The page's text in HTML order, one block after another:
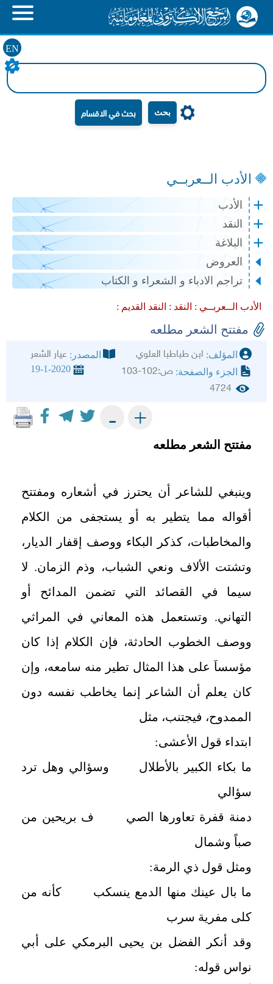
EN
بحث
الأدب الــعربــي
الأدب
النقد
البلاغة
العروض
تراجم الادباء و الشعراء و الكتاب
الأدب الــعربــي : النقد : النقد القديم :
مفتتح الشعر مطلعه
المؤلف: ابن طباطبا العلوي المصدر: عيار الشعر
الجزء والصفحة: ص:102-103 19-1-2020
4724
+
-
مفتتح الشعر مطلعه
وينبغي للشاعر أن يحترز في أشعاره ومفتتح
أقواله مما يتطير به أو يستجفى من الكلام
والمخاطبات، كذكر البكاء ووصف إقفار الديار،
وتشتت الألاف ونعي الشباب، وذم الزمان. لا
سيما في القصائد التي تضمن المدائح أو
التهاني. وتستعمل هذه المعاني في المراثي
ووصف الخطوب الحادثة، فإن الكلام إذا كان
مؤسساَ على هذا المثال تطير منه سامعه، وإن
كان يعلم أن الشاعر إنما يخاطب نفسه دون
الممدوح، فيجتنب، مثل
ابتداء قول الأعشى:
ما بكاء الكبير بالأطلال وسؤالي وهل ترد
سؤالي
دمنة قفرة تعاورها الصي ف بريحين من
صباً وشمال
ومثل قول ذي الرمة:
ما بال عينك منها الدمع ينسكب كأنه من
كلى مفرية سرب
وقد أنكر الفضل بن يحيى البرمكي على أبي
نواس قوله: